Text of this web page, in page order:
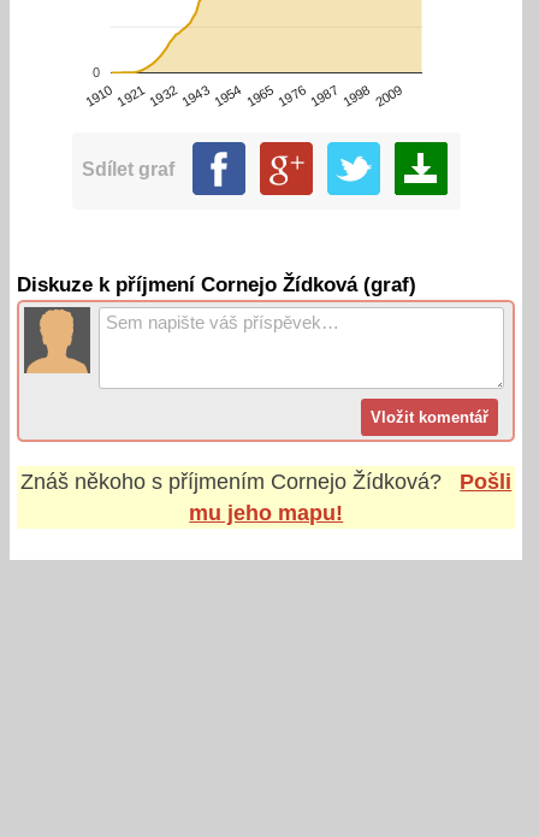
1910 1921193219431954 1965 1976 1987 19982009
0
Sdílet graf
Diskuze k příjmení Cornejo Žídková (graf)
Znáš někoho s příjmením Cornejo Žídková?
Pošli
mu jeho mapu!